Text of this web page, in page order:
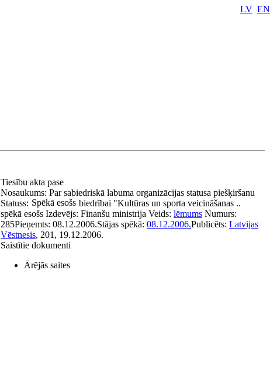
LV EN
Tiesību akta pase
Nosaukums: Par sabiedriskā labuma organizācijas statusa piešķiršanu
biedrībai "Kultūras un sporta veicināšanas ..
Statuss: Spēkā esošs
spēkā esošs Izdevējs: Finanšu ministrija Veids: lēmums Numurs:
285Pieņemts: 08.12.2006.Stājas spēkā: 08.12.2006.Publicēts: Latvijas
Vēstnesis, 201, 19.12.2006.
Saistītie dokumenti
Ārējās saites